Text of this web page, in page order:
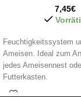
7,45€
Feuchtigkeitssystem
Ameisen. Ideal zum
jedes Ameisennest
Futterkasten.
Vollständig dicht (Anti-